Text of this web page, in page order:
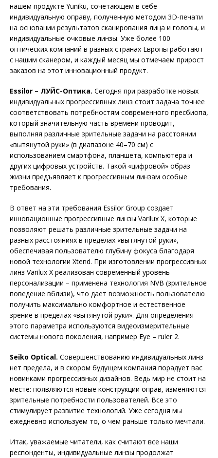
нашем продукте Yuniku, сочетающем в себе
индивидуальную оправу, полученную методом 3D-печати
на основании результатов сканирования лица и головы, и
индивидуальные очковые линзы. Уже более 100
оптических компаний в разных странах Европы работают
с нашим сканером, и каждый месяц мы отмечаем прирост
заказов на этот инновационный продукт.
Essilor – ЛУЙС-Оптика. Сегодня при разработке новых
индивидуальных прогрессивных линз стоит задача точнее
соответствовать потребностям современного пресбиопа,
который значительную часть времени проводит,
выполняя различные зрительные задачи на расстоянии
«вытянутой руки» (в диапазоне 40–70 см) с
использованием смартфона, планшета, компьютера и
других цифровых устройств. Такой «цифровой» образ
жизни предъявляет к прогрессивным линзам особые
требования.
В ответ на эти требования Essilor Group создает
инновационные прогрессивные линзы Varilux X, которые
позволяют решать различные зрительные задачи на
разных расстояниях в пределах «вытянутой руки»,
обеспечивая пользователю глубину фокуса благодаря
новой технологии Xtend. При изготовлении прогрессивных
линз Varilux X реализован современный уровень
персонализации – применена технология NVB (зрительное
поведение вблизи), что дает возможность пользователю
получить максимально комфортное и естественное
зрение в пределах «вытянутой руки». Для определения
этого параметра используются видеоизмерительные
системы нового поколения, например Eye – ruler 2.
Seiko Optical. Совершенствованию индивидуальных линз
нет предела, и в скором будущем компания порадует вас
новинками прогрессивных дизайнов. Ведь мир не стоит на
месте: появляются новые конструкции оправ, изменяются
зрительные потребности пользователей. Все это
стимулирует развитие технологий. Уже сегодня мы
ежедневно используем то, о чем раньше только мечтали.
Итак, уважаемые читатели, как считают все наши
респонденты, индивидуальные линзы продолжат